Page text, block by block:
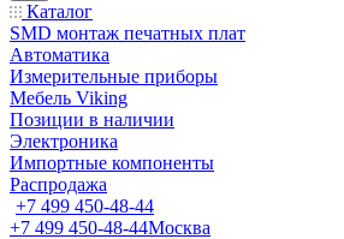
Каталог
SMD монтаж печатных плат
Автоматика
Измерительные приборы
Мебель Viking
Позиции в наличии
Электроника
Импортные компоненты
Распродажа
+7 499 450-48-44
+7 499 450-48-44Москва